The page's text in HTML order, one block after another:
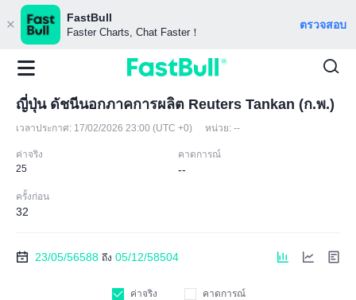
FastBull
Faster Charts, Chat Faster！
ตรวจสอบ
ญี่ปุ่น ดัชนีนอกภาคการผลิต Reuters Tankan (ก.พ.)
เวลาประกาศ: 17/02/2026 23:00 (UTC +0) หน่วย: --
ค่าจริง
25
คาดการณ์
--
ครั้งก่อน
32
23/05/56588 ถึง 05/12/58504
ค่าจริง คาดการณ์